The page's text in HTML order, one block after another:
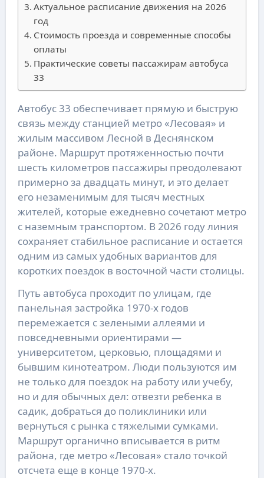
Актуальное расписание движения на 2026
год
Стоимость проезда и современные способы
оплаты
Практические советы пассажирам автобуса
33
Автобус 33 обеспечивает прямую и быструю
связь между станцией метро «Лесовая» и
жилым массивом Лесной в Деснянском
районе. Маршрут протяженностью почти
шесть километров пассажиры преодолевают
примерно за двадцать минут, и это делает
его незаменимым для тысяч местных
жителей, которые ежедневно сочетают метро
с наземным транспортом. В 2026 году линия
сохраняет стабильное расписание и остается
одним из самых удобных вариантов для
коротких поездок в восточной части столицы.
Путь автобуса проходит по улицам, где
панельная застройка 1970-х годов
перемежается с зелеными аллеями и
повседневными ориентирами —
университетом, церковью, площадями и
бывшим кинотеатром. Люди пользуются им
не только для поездок на работу или учебу,
но и для обычных дел: отвезти ребенка в
садик, добраться до поликлиники или
вернуться с рынка с тяжелыми сумками.
Маршрут органично вписывается в ритм
района, где метро «Лесовая» стало точкой
отсчета еще в конце 1970-х.